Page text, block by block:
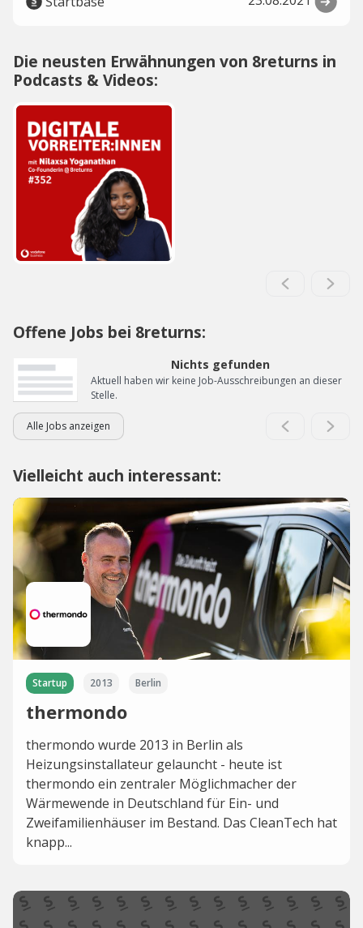
Die neusten Erwähnungen von 8returns in
Podcasts & Videos:
Offene Jobs bei 8returns:
Nichts gefunden
Aktuell haben wir keine Job-Ausschreibungen an dieser
Stelle.
Alle Jobs anzeigen
Vielleicht auch interessant:
Startup 2013 Berlin
thermondo
thermondo wurde 2013 in Berlin als
Heizungsinstallateur gelauncht - heute ist
thermondo ein zentraler Möglichmacher der
Wärmewende in Deutschland für Ein- und
Zweifamilienhäuser im Bestand. Das CleanTech hat
knapp...